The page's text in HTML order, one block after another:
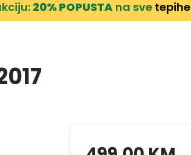
20% POPUSTA na sve tepihe